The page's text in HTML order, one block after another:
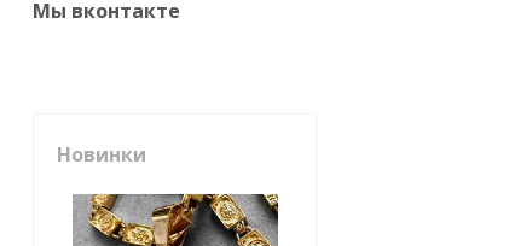
Мы вконтакте
Новинки